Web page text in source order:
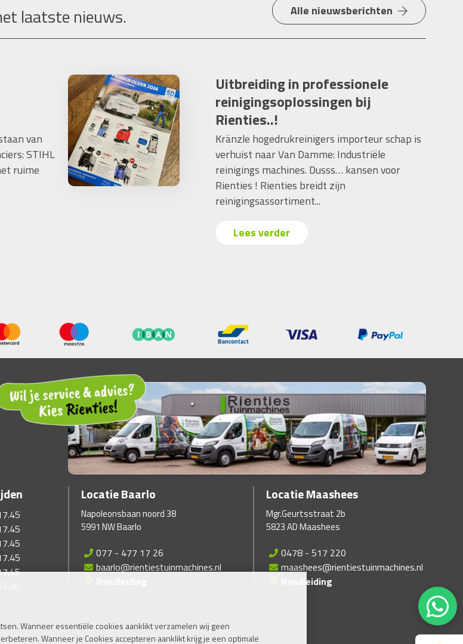
Wanneer essentiële cookies aanklikt verzamelen wij geen
Wanneer je Cookies accepteren aanklikt krijg je een optimale
laatste nieuws. Alle nieuwsberichten
van
STIHL
ruime
Uitbreiding in professionele
reinigingsoplossingen bij
Rienties..!
Kränzle hogedrukreinigers importeur schap is
verhuist naar Van Damme: Industriële
reinigings machines. Dusss… kansen voor
Rienties ! Rienties breidt zijn
reinigingsassortiment...
Lees verder
Locatie Baarlo
Napoleonsbaan noord 38
5991 NW Baarlo
077 - 477 17 26
baarlo@rientiestuinmachines.nl
Locatie Maashees
Mgr.Geurtsstraat 2b
5823 AD Maashees
0478 - 517 220
maashees@rientiestuinmachines.nl
Rondleiding